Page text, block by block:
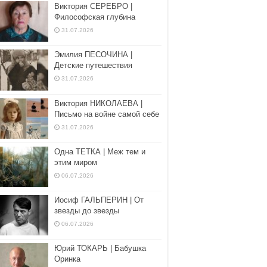
Виктория СЕРЕБРО |
Философская глубина
31.07.2026
Эмилия ПЕСОЧИНА |
Детские путешествия
31.07.2026
Виктория НИКОЛАЕВА |
Письмо на войне самой себе
31.07.2026
Одна ТЕТКА | Меж тем и
этим миром
06.07.2026
Иосиф ГАЛЬПЕРИН | От
звезды до звезды
06.07.2026
Юрий ТОКАРЬ | Бабушка
Оринка